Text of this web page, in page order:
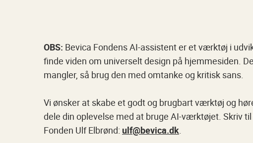
OBS: Bevica Fondens AI-assistent er et værktøj i
finde viden om universelt design på hjemmesiden.
mangler, så brug den med omtanke og kritisk sans.
Vi ønsker at skabe et godt og brugbart værktøj og
dele din oplevelse med at bruge AI-værktøjet. Skriv
Fonden Ulf Elbrønd: ulf@bevica.dk.